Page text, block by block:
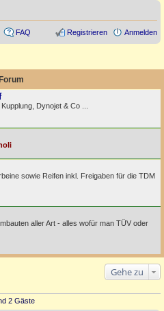
FAQ Anmelden
Registrieren
Forum
Dynojet & Co ...
sowie Reifen inkl. Freigaben für die TDM
aller Art - alles wofür man TÜV oder
Gehe zu
2 Gäste